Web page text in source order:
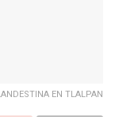
EN TLALPAN